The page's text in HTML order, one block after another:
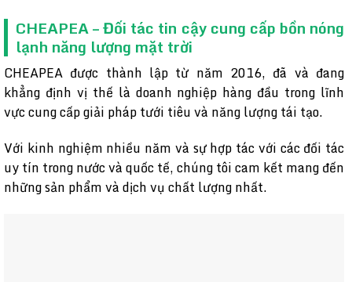
CHEAPEA – Đối tác tin cậy cung cấp bồn nóng
lạnh năng lượng mặt trời
CHEAPEA được thành lập từ năm 2016, đã và đang
khẳng định vị thế là doanh nghiệp hàng đầu trong lĩnh
vực cung cấp giải pháp tưới tiêu và năng lượng tái tạo.
Với kinh nghiệm nhiều năm và sự hợp tác với các đối tác
uy tín trong nước và quốc tế, chúng tôi cam kết mang đến
những sản phẩm và dịch vụ chất lượng nhất.